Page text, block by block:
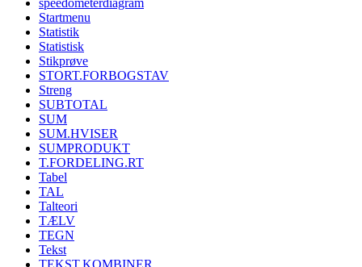
speedometerdiagram
Startmenu
Statistik
Statistisk
Stikprøve
STORT.FORBOGSTAV
Streng
SUBTOTAL
SUM
SUM.HVISER
SUMPRODUKT
T.FORDELING.RT
Tabel
TAL
Talteori
TÆLV
TEGN
Tekst